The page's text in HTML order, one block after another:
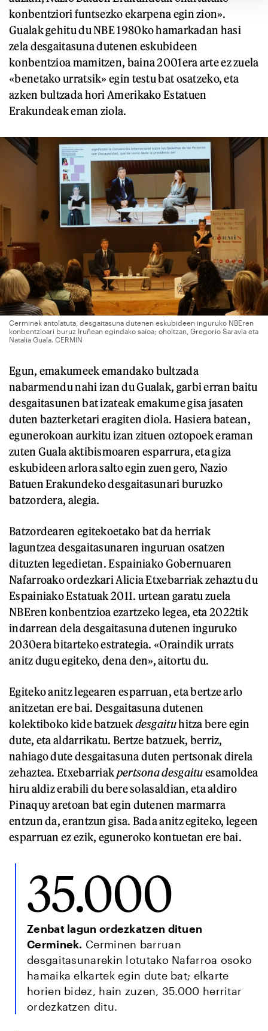
konbentziori funtsezko ekarpena egin zion».
Gualak gehitu du NBE 1980ko hamarkadan hasi
zela desgaitasuna dutenen eskubideen
konbentzioa mamitzen, baina 2001era arte ez zuela
«benetako urratsik» egin testu bat osatzeko, eta
azken bultzada hori Amerikako Estatuen
Erakundeak eman ziola.
Cerminek antolatuta, desgaitasuna dutenen eskubideen inguruko NBEren
konbentzioari buruz Iruñean egindako saioa; oholtzan, Gregorio Saravia eta
Natalia Guala. CERMIN
Egun, emakumeek emandako bultzada
nabarmendu nahi izan du Gualak, garbi erran baitu
desgaitasunen bat izateak emakume gisa jasaten
duten bazterketari eragiten diola. Hasiera batean,
egunerokoan aurkitu izan zituen oztopoek eraman
zuten Guala aktibismoaren esparrura, eta giza
eskubideen arlora salto egin zuen gero, Nazio
Batuen Erakundeko desgaitasunari buruzko
batzordera, alegia.
Batzordearen egitekoetako bat da herriak
laguntzea desgaitasunaren inguruan osatzen
dituzten legedietan. Espainiako Gobernuaren
Nafarroako ordezkari Alicia Etxebarriak zehaztu du
Espainiako Estatuak 2011. urtean garatu zuela
NBEren konbentzioa ezartzeko legea, eta 2022tik
indarrean dela desgaitasuna dutenen inguruko
2030era bitarteko estrategia. «Oraindik urrats
anitz dugu egiteko, dena den», aitortu du.
Egiteko anitz legearen esparruan, eta bertze arlo
anitzetan ere bai. Desgaitasuna dutenen
kolektiboko kide batzuekdesgaituhitza bere egin
dute, eta aldarrikatu. Bertze batzuek, berriz,
nahiago dute desgaitasuna duten pertsonak direla
zehaztea. Etxebarriakpertsona desgaituesamoldea
hiru aldiz erabili du bere solasaldian, eta aldiro
Pinaquy aretoan bat egin dutenen marmarra
entzun da, erantzun gisa. Bada anitz egiteko, legeen
esparruan ez ezik, eguneroko kontuetan ere bai.
35.000
Zenbat lagun ordezkatzen dituen
Cerminek. Cerminen barruan
desgaitasunarekin lotutako Nafarroa osoko
hamaika elkartek egin dute bat; elkarte
horien bidez, hain zuzen, 35.000 herritar
ordezkatzen ditu.